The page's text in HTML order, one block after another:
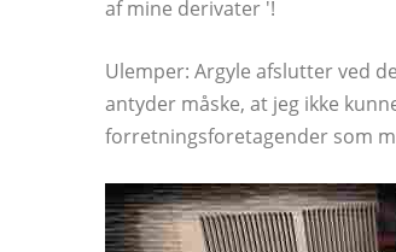
af ​​mine derivater '!
Ulemper: Argyle afslutter ved
antyder måske, at jeg ikke
forretningsforetagender som